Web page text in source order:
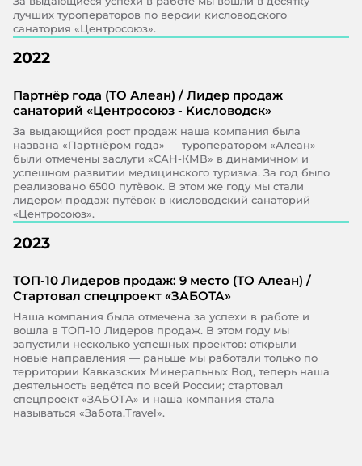
лучших туроператоров по версии кисловодского
санатория «Центросоюз».
2022
Партнёр года (ТО Алеан) / Лидер продаж
санаторий «Центросоюз - Кисловодск»
За выдающийся рост продаж наша компания была
названа «Партнёром года» — туроператором «Алеан»
были отмечены заслуги «САН-КМВ» в динамичном и
успешном развитии медицинского туризма. За год было
реализовано 6500 путёвок. В этом же году мы стали
лидером продаж путёвок в кисловодский санаторий
«Центросоюз».
2023
ТОП-10 Лидеров продаж: 9 место (ТО Алеан) /
Стартовал спецпроект «ЗАБОТА»
Наша компания была отмечена за успехи в работе и
вошла в ТОП-10 Лидеров продаж. В этом году мы
запустили несколько успешных проектов: открыли
новые направления — раньше мы работали только по
территории Кавказских Минеральных Вод, теперь наша
деятельность ведётся по всей России; стартовал
спецпроект «ЗАБОТА» и наша компания стала
называться «Забота.Travel».